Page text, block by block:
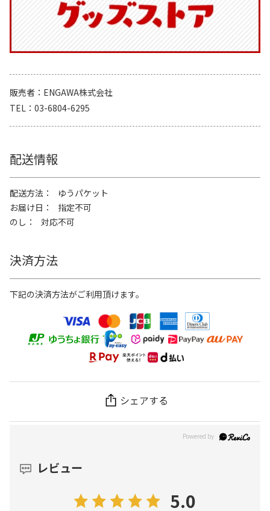
販売者
ENGAWA株式会社
TEL
03-6804-6295
配送情報
配送方法
ゆうパケット
お届け日
指定不可
のし
対応不可
決済方法
下記の決済方法がご利用頂けます。
シェアする
レビュー
5.0